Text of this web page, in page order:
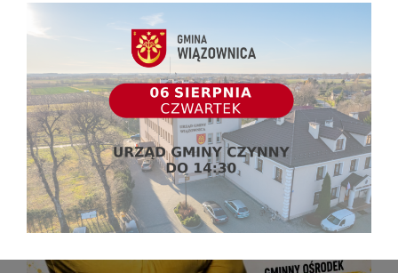
PROGNOZA NA CZWARTĄ DOBĘ
Ważność:od godz. 07:30 dnia 27.06.2026 r. (sobota) do godz. 07:30 dnia 28.06.2026
r. (niedziela)
Zjawisko/stopień zagrożenia: UPAŁ/2 (brzozowski, dębicki, jarosławski,
Przemyśl, przeworski, ropczycko-sędziszowski, rzeszowski, Rzeszów,